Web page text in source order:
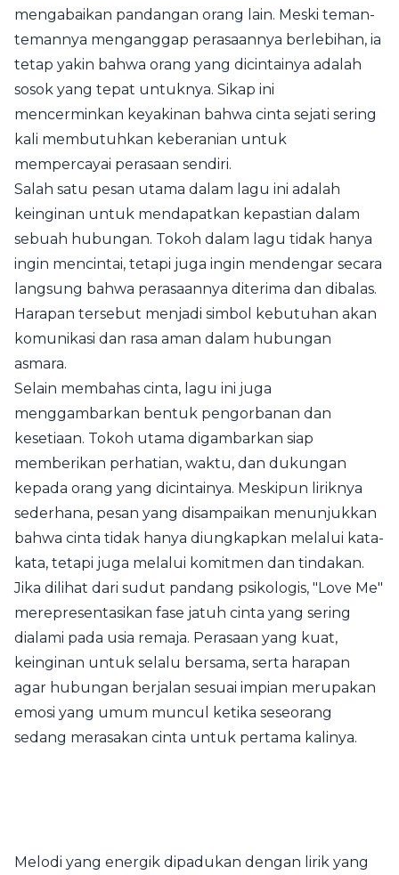
mengabaikan pandangan orang lain. Meski teman-
temannya menganggap perasaannya berlebihan, ia
tetap yakin bahwa orang yang dicintainya adalah
sosok yang tepat untuknya. Sikap ini
mencerminkan keyakinan bahwa cinta sejati sering
kali membutuhkan keberanian untuk
mempercayai perasaan sendiri.
Salah satu pesan utama dalam lagu ini adalah
keinginan untuk mendapatkan kepastian dalam
sebuah hubungan. Tokoh dalam lagu tidak hanya
ingin mencintai, tetapi juga ingin mendengar secara
langsung bahwa perasaannya diterima dan dibalas.
Harapan tersebut menjadi simbol kebutuhan akan
komunikasi dan rasa aman dalam hubungan
asmara.
Selain membahas cinta, lagu ini juga
menggambarkan bentuk pengorbanan dan
kesetiaan. Tokoh utama digambarkan siap
memberikan perhatian, waktu, dan dukungan
kepada orang yang dicintainya. Meskipun liriknya
sederhana, pesan yang disampaikan menunjukkan
bahwa cinta tidak hanya diungkapkan melalui kata-
kata, tetapi juga melalui komitmen dan tindakan.
Jika dilihat dari sudut pandang psikologis, "Love Me"
merepresentasikan fase jatuh cinta yang sering
dialami pada usia remaja. Perasaan yang kuat,
keinginan untuk selalu bersama, serta harapan
agar hubungan berjalan sesuai impian merupakan
emosi yang umum muncul ketika seseorang
sedang merasakan cinta untuk pertama kalinya.
Melodi yang energik dipadukan dengan lirik yang